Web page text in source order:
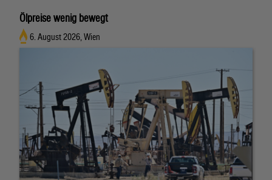
Ölpreise wenig bewegt
6. August 2026, Wien